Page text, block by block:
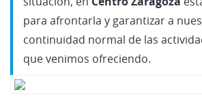
para afrontarla y garantizar a
continuidad normal de las
que venimos ofreciendo.